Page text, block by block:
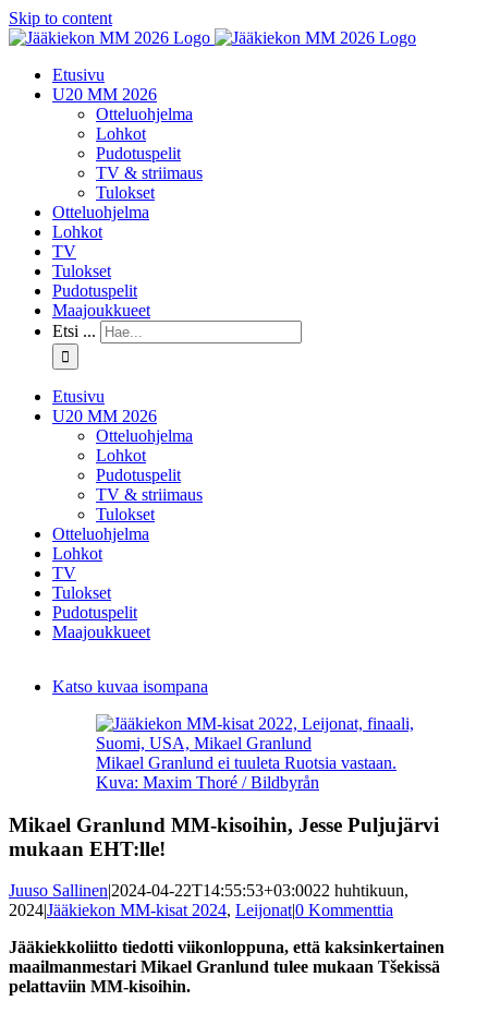
Skip to content
Etusivu
U20 MM 2026
Otteluohjelma
Lohkot
Pudotuspelit
TV & striimaus
Tulokset
Otteluohjelma
Lohkot
TV
Tulokset
Pudotuspelit
Maajoukkueet
Etsi ...
Etusivu
U20 MM 2026
Otteluohjelma
Lohkot
Pudotuspelit
TV & striimaus
Tulokset
Otteluohjelma
Lohkot
TV
Tulokset
Pudotuspelit
Maajoukkueet
Katso kuvaa isompana
Mikael Granlund ei tuuleta Ruotsia vastaan.
Kuva: Maxim Thoré / Bildbyrån
Mikael Granlund MM-kisoihin, Jesse Puljujärvi
mukaan EHT:lle!
Juuso Sallinen|2024-04-22T14:55:53+03:0022 huhtikuun,
2024|Jääkiekon MM-kisat 2024, Leijonat|0 Kommenttia
Jääkiekkoliitto tiedotti viikonloppuna, että kaksinkertainen
maailmanmestari Mikael Granlund tulee mukaan Tšekissä
pelattaviin MM-kisoihin.